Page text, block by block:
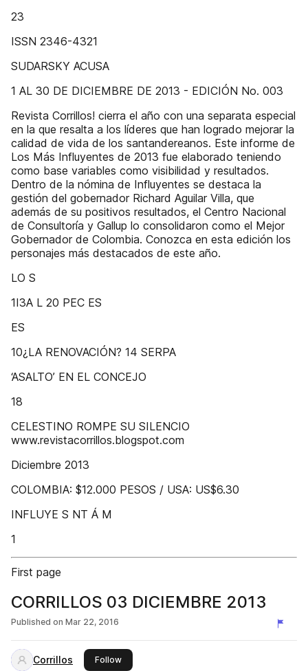
23
ISSN 2346-4321
SUDARSKY ACUSA
1 AL 30 DE DICIEMBRE DE 2013 - EDICIÓN No. 003
Revista Corrillos! cierra el año con una separata especial
en la que resalta a los líderes que han logrado mejorar la
calidad de vida de los santandereanos. Este informe de
Los Más Influyentes de 2013 fue elaborado teniendo
como base variables como visibilidad y resultados.
Dentro de la nómina de Influyentes se destaca la
gestión del gobernador Richard Aguilar Villa, que
además de su positivos resultados, el Centro Nacional
de Consultoría y Gallup lo consolidaron como el Mejor
Gobernador de Colombia. Conozca en esta edición los
personajes más destacados de este año.
LO S
1I3A L 20 PEC ES
ES
10¿LA RENOVACIÓN? 14 SERPA
‘ASALTO’ EN EL CONCEJO
18
CELESTINO ROMPE SU SILENCIO
www.revistacorrillos.blogspot.com
Diciembre 2013
COLOMBIA: $12.000 PESOS / USA: US$6.30
INFLUYE S NT Á M
1
First page
CORRILLOS 03 DICIEMBRE 2013
Published on Mar 22, 2016
Corrillos Followthis publisher